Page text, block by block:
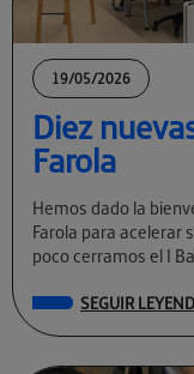
19/05/2026
Diez
Farola
Hemos dado la
Farola para acelerar
poco cerramos el I
SEGUIR